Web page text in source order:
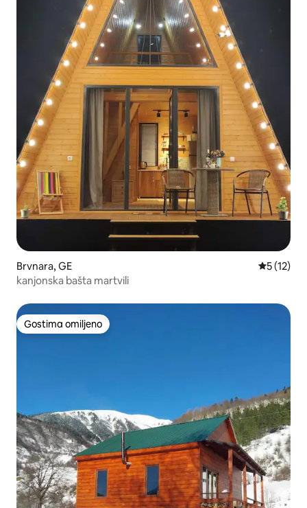
Brvnara, GE Prosečna
5 (12)
kanjonska bašta martvili
Gostima omiljeno
Gostima omiljeno